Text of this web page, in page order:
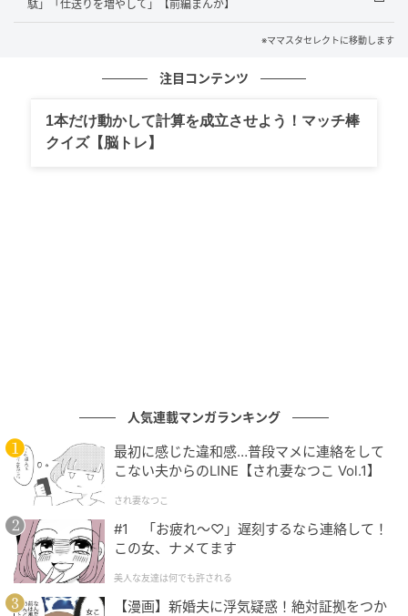
駄」「仕送りを増やして」【前編まんが】
※ママスタセレクトに移動します
注目コンテンツ
1本だけ動かして計算を成立させよう！マッチ棒
クイズ【脳トレ】
人気連載マンガランキング
最初に感じた違和感…普段マメに連絡をして
こない夫からのLINE【され妻なつこ Vol.1】
され妻なつこ
#1 「お疲れ〜♡」遅刻するなら連絡して！
この女、ナメてます
美人な友達は何でも許される
【漫画】新婚夫に浮気疑惑！絶対証拠をつか